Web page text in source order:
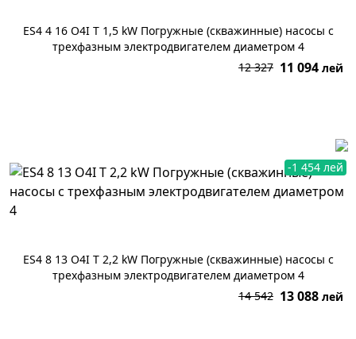
ES4 4 16 O4I T 1,5 kW Погружные (скважинные) насосы с
трехфазным электродвигателем диаметром 4
12 327 11 094 лей
-1 454 лей
ES4 8 13 O4I T 2,2 kW Погружные (скважинные) насосы с
трехфазным электродвигателем диаметром 4
14 542 13 088 лей